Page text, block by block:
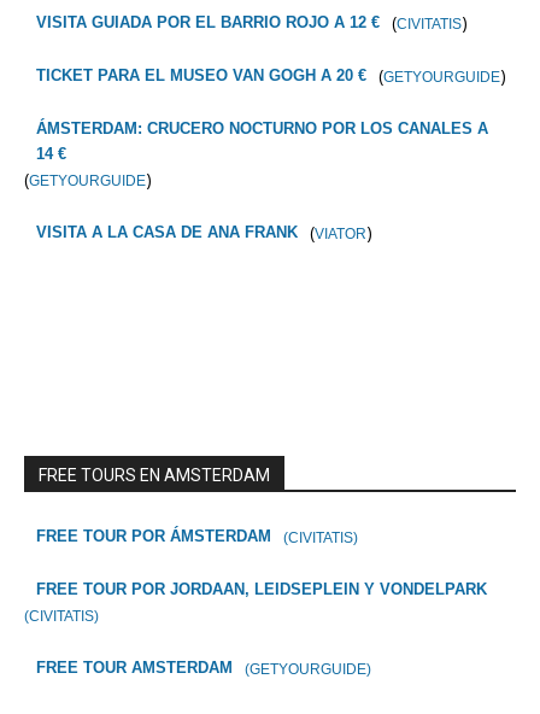
VISITA GUIADA POR EL BARRIO ROJO A 12 € (CIVITATIS)
TICKET PARA EL MUSEO VAN GOGH A 20 € (GETYOURGUIDE)
ÁMSTERDAM: CRUCERO NOCTURNO POR LOS CANALES A
14 €
(GETYOURGUIDE)
VISITA A LA CASA DE ANA FRANK (VIATOR)
FREE TOURS EN AMSTERDAM
FREE TOUR POR ÁMSTERDAM (CIVITATIS)
FREE TOUR POR JORDAAN, LEIDSEPLEIN Y VONDELPARK
(CIVITATIS)
FREE TOUR AMSTERDAM (GETYOURGUIDE)